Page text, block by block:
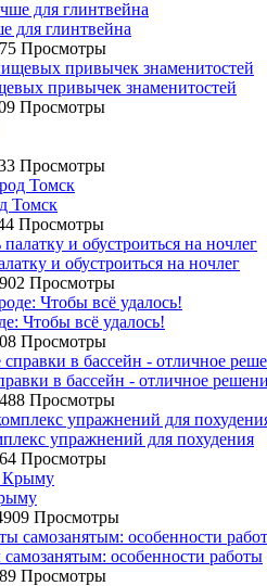
для глинтвейна
Просмотры
привычек знаменитостей
Просмотры
Просмотры
Томск
Просмотры
и обустроиться на ночлег
Просмотры
Чтобы всё удалось!
Просмотры
в бассейн - отличное
Просмотры
упражнений для похудения
Просмотры
Просмотры
особенности работы
Просмотры